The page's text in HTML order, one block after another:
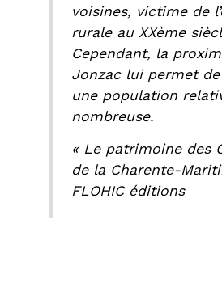
voisines, victime de
rurale au XXème
Cependant, la
Jonzac lui permet
une population
nombreuse.
« Le patrimoine des
de la Charente-
FLOHIC éditions